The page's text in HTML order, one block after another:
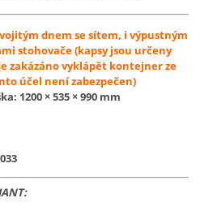
dnem se sítem, i výpustným
stohovače(kapsy jsou určeny
zakázáno vyklápět kontejner ze
účel není zabezpečen)
1200 × 535 × 990 mm